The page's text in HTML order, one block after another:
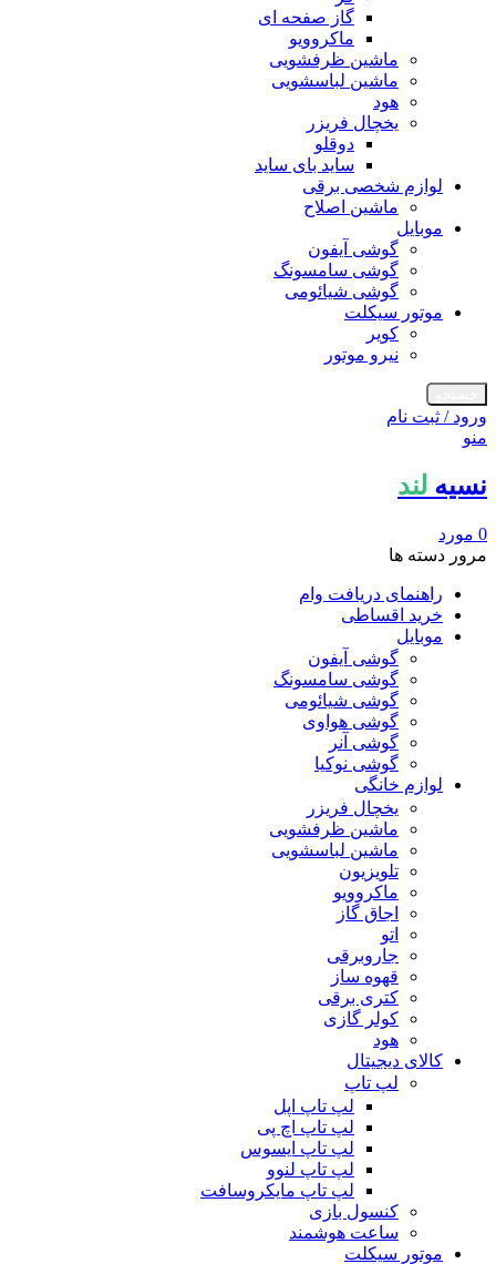
گاز صفحه ای
ماکروویو
ماشین ظرفشویی
ماشین لباسشویی
هود
یخچال فریزر
دوقلو
ساید بای ساید
لوازم شخصی برقی
ماشین اصلاح
موبایل
گوشی آیفون
گوشی سامسونگ
گوشی شیائومی
موتور سیکلت
کویر
نیرو موتور
ورود / ثبت نام
منو
نسیه لند
0 مورد
مرور دسته ها
راهنمای دریافت وام
خرید اقساطی
موبایل
گوشی آیفون
گوشی سامسونگ
گوشی شیائومی
گوشی هواوی
گوشی آنر
گوشی نوکیا
لوازم خانگی
یخچال فریزر
ماشین ظرفشویی
ماشین لباسشویی
تلویزیون
ماکروویو
اجاق گاز
اتو
جاروبرقی
قهوه ساز
کتری برقی
کولر گازی
هود
کالای دیجیتال
لپ تاپ
لپ تاپ اپل
لپ تاپ اچ پی
لپ تاپ ایسوس
لپ تاپ لنوو
لپ تاپ مایکروسافت
کنسول بازی
ساعت هوشمند
موتور سیکلت